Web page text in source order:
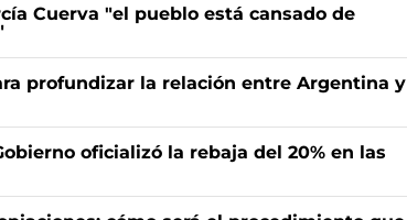
Cuerva "el pueblo está cansado de
profundizar la relación entre Argentina y
oficializó la rebaja del 20% en las